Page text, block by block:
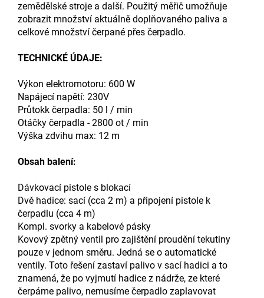
zemědělské stroje a další. Použitý měřič umožňuje
zobrazit množství aktuálně doplňovaného paliva a
celkové množství čerpané přes čerpadlo.
TECHNICKÉ ÚDAJE:
Výkon elektromotoru: 600 W
Napájecí napětí: 230V
Průtokk čerpadla: 50 l / min
Otáčky čerpadla - 2800 ot / min
Výška zdvihu max: 12 m
Obsah balení:
Dávkovací pistole s blokací
Dvě hadice: sací (cca 2 m) a připojení pistole k
čerpadlu (cca 4 m)
Kompl. svorky a kabelové pásky
Kovový zpětný ventil pro zajištění proudění tekutiny
pouze v jednom směru. Jedná se o automatické
ventily. Toto řešení zastaví palivo v sací hadici a to
znamená, že po vyjmutí hadice z nádrže, ze které
čerpáme palivo, nemusíme čerpadlo zaplavovat